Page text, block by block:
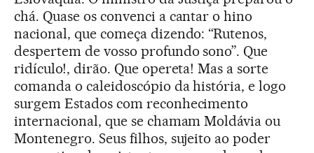
chá. Quase os convenci a cantar o hino
nacional, que começa dizendo: “Rutenos,
despertem de vosso profundo sono”. Que
ridículo!, dirão. Que opereta! Mas a sorte
comanda o caleidoscópio da história, e logo
surgem Estados com reconhecimento
internacional, que se chamam Moldávia ou
Montenegro. Seus filhos, sujeito ao poder